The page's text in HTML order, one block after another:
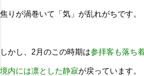
焦りが渦巻いて「気」が乱れがちです。
しかし、2月のこの時期は参拝客も落ち
境内には凛とした静寂が戻っています。